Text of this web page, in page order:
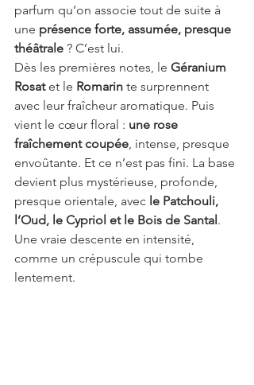
parfum qu’on associe tout de suite à
une présence forte, assumée, presque
théâtrale ? C’est lui.
Dès les premières notes, le Géranium
Rosat et le Romarin te surprennent
avec leur fraîcheur aromatique. Puis
vient le cœur floral : une rose
fraîchement coupée, intense, presque
envoûtante. Et ce n’est pas fini. La base
devient plus mystérieuse, profonde,
presque orientale, avec le Patchouli,
l’Oud, le Cypriol et le Bois de Santal .
Une vraie descente en intensité,
comme un crépuscule qui tombe
lentement.